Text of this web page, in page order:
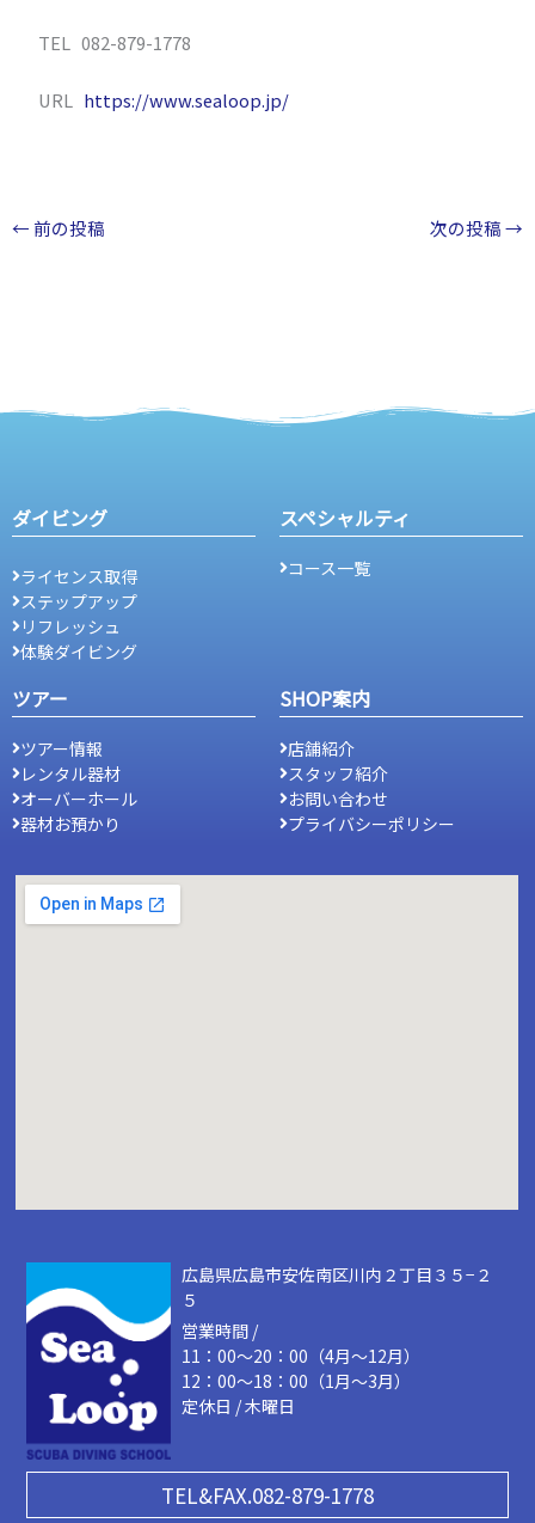
TEL 082-879-1778
URL https://www.sealoop.jp/
← 前の投稿 次の投稿→
ダイビング
ライセンス取得
ステップアップ
リフレッシュ
体験ダイビング
スペシャルティ
コース一覧
ツアー
ツアー情報
レンタル器材
オーバーホール
器材お預かり
SHOP案内
店舗紹介
スタッフ紹介
お問い合わせ
プライバシーポリシー
広島県広島市安佐南区川内２丁目３５−２
５
営業時間 /
11：00～20：00（4月～12月）
12：00～18：00（1月～3月）
定休日 / 木曜日
TEL&FAX.082-879-1778